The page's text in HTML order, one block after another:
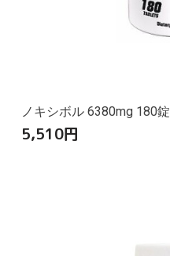
ノキシボル 6380mg 180錠
5,510円